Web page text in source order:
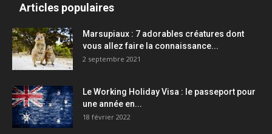
Articles populaires
Marsupiaux : 7 adorables créatures dont
vous allez faire la connaissance...
2 septembre 2021
Le Working Holiday Visa : le passeport pour
une année en...
18 février 2022